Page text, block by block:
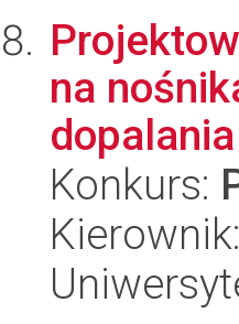
na
Konkurs: